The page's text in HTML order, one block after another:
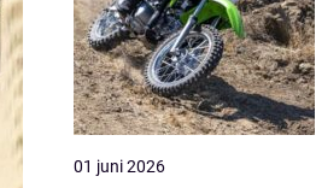
01 juni 2026